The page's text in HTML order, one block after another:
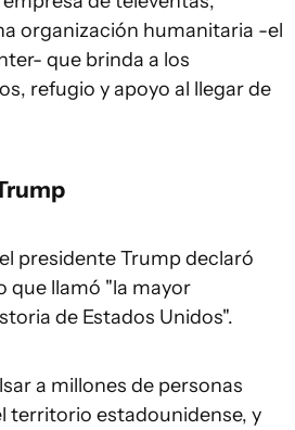
organización humanitaria -el
que brinda a los
refugio y apoyo al llegar de
presidente Trump declaró
que llamó "la mayor
de Estados Unidos".
a millones de personas
territorio estadounidense, y